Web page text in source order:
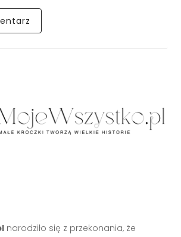
narodziło się z przekonania, że